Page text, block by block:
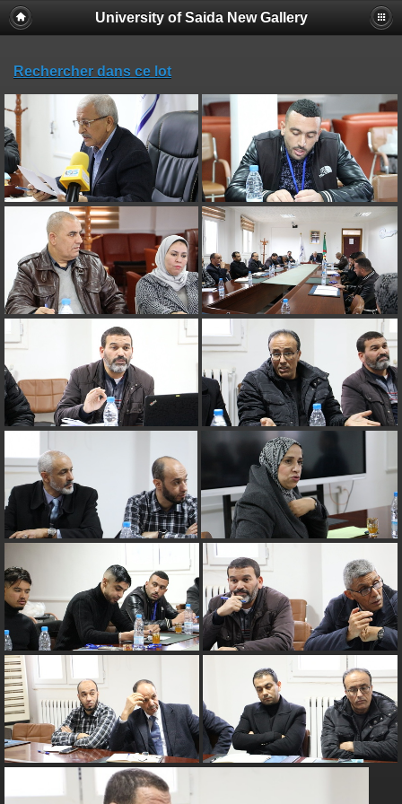
University of Saida New Gallery
Rechercher dans ce lot